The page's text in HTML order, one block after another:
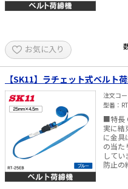
照明・照明器具
スイッチ・コンセント（配線
PF管/FEP管/CD管/情報線保
ボックス・ビニル電線管付属
みカバー
工具関連
EV充電設備工事関連
感染症関連
重：
ット
質：
お気に入り
【SK11】ラチェット式ベルト
注文コ
型番
■特長
実に結
に金具
の当た
しています ■用途 荷物運搬時
防止の結束・固定
荷重